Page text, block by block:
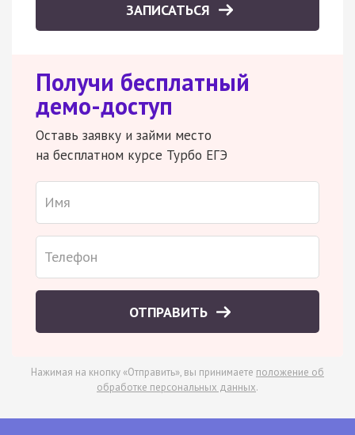
ЗАПИСАТЬСЯ
Получи бесплатный
демо-доступ
Оставь заявку и займи место
на бесплатном курсе Турбо ЕГЭ
ОТПРАВИТЬ
Нажимая на кнопку «Отправить», вы принимаете положение об
обработке персональных данных.